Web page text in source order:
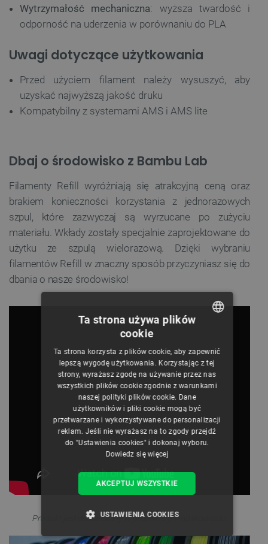
Wytrzymałość mechaniczna: wyższa twardość i
odporność na uderzenia w porównaniu do PLA
Uwagi dotyczące użytkowania
Przed użyciem filament należy wysuszyć, aby
uzyskać najwyższą jakość druku
Kompatybilny z systemami AMS i AMS lite
Dbaj o środowisko z Bambu Lab
Filamenty Refill wyróżniają się atrakcyjną ceną oraz
brakiem konieczności korzystania z jednorazowych
szpul, które zazwyczaj są wyrzucane po zużyciu
materiału. Wkłady zostały specjalnie zaprojektowane do
użytku ze szpulą wielorazową. Dzięki wybraniu
filamentów Refill w znaczny sposób przyczyniasz się do
dbania o nasze środowisko!
Produkt jest dostarczany w próżniowym opakowaniu
CZECH
ENGLISH
GERMAN
Ta strona używa plików
cookie
Ta strona korzysta z plików cookie, aby zapewnić
lepszą wygodę użytkowania. Korzystając z tej
strony, wyrażasz zgodę na używanie przez nas
wszystkich plików cookie zgodnie z warunkami
naszej polityki plików cookie. Dane
użytkowników i pliki cookie mogą być
przetwarzane i wykorzystywane do personalizacji
reklam. Jeśli nie wyrażasz na to zgody przejdź
do "Ustawienia cookies" i dokonaj wyboru.
Dowiedz się więcej
AKCEPTUJ WSZYSTKIE
USTAWIENIA COOKIES
NIEZBĘDNE WYDAJNOŚĆ